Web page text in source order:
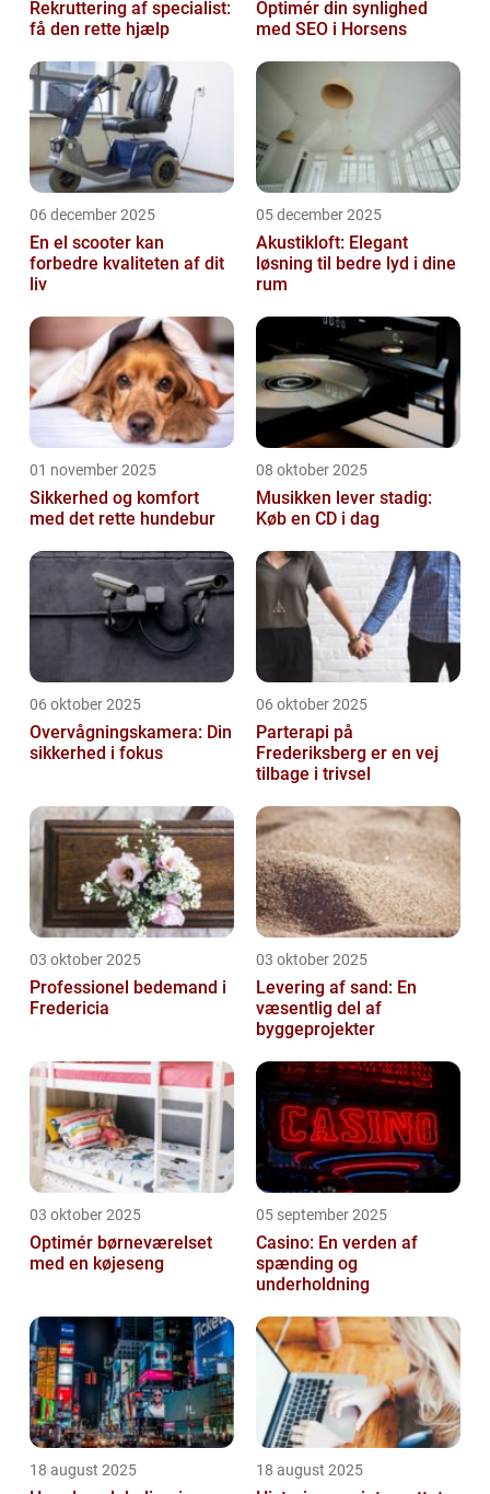
Rekruttering af specialist:
få den rette hjælp
Optimér din synlighed
med SEO i Horsens
06 december 2025
En el scooter kan
forbedre kvaliteten af dit
liv
05 december 2025
Akustikloft: Elegant
løsning til bedre lyd i dine
rum
01 november 2025
Sikkerhed og komfort
med det rette hundebur
08 oktober 2025
Musikken lever stadig:
Køb en CD i dag
06 oktober 2025
Overvågningskamera: Din
sikkerhed i fokus
06 oktober 2025
Parterapi på
Frederiksberg er en vej
tilbage i trivsel
03 oktober 2025
Professionel bedemand i
Fredericia
03 oktober 2025
Levering af sand: En
væsentlig del af
byggeprojekter
03 oktober 2025
Optimér børneværelset
med en køjeseng
05 september 2025
Casino: En verden af
spænding og
underholdning
18 august 2025 18 august 2025